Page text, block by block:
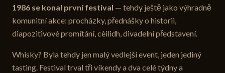
1986 se konal první festival — tehdy ještě jako výhradně
komunitní akce: procházky, přednášky o historii,
diapozitivové promítání, cèilidh, divadelní představení.
Whisky? Byla tehdy jen malý vedlejší event, jeden jediný
tasting. Festival trval tři víkendy a dva celé týdny a